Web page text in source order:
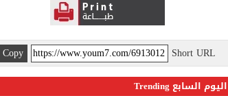
Short URL
Copy
اليوم السابع Trending